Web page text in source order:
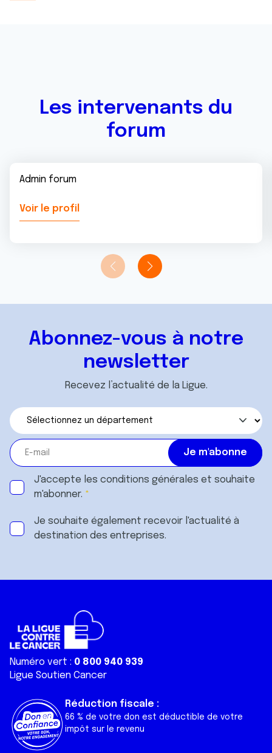
Les intervenants du
forum
Admin forum
Voir le profil
Abonnez-vous à notre
newsletter
Recevez l’actualité de la Ligue.
J'accepte les conditions générales et souhaite
m'abonner.
Je souhaite également recevoir l'actualité à
destination des entreprises.
Numéro vert : 0 800 940 939
Ligue Soutien Cancer
Réduction fiscale :
66 % de votre don est déductible de votre
impôt sur le revenu